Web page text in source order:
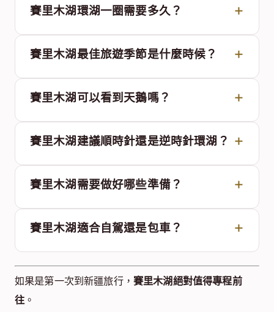
賽里木湖環湖一圈需要多久？
賽里木湖最佳旅遊季節是什麼時候？
賽里木湖可以看到天鵝嗎？
賽里木湖建議順時針還是逆時針環湖？
賽里木湖需要做好哪些準備？
賽里木湖適合自駕還是包車？
如果是第一次到新疆旅行， 賽里木湖絕對值得專程前
往。